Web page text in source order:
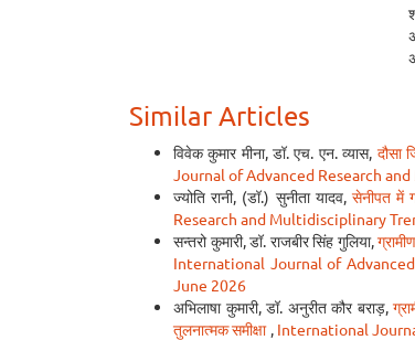
Similar Articles
विवेक कुमार मीना, डॉ. एच. एन. व्यास, दौसा
Journal of Advanced Research
ज्योति रानी, (डॉ.) सुनीता यादव,सेनीपत में
Research and Multidisciplinary
सन्तरो कुमारी, डॉ. राजबीर सिंह गुलिया,
International Journal of
June 2026
अभिलाषा कुमारी, डॉ. अनुरीत कौर बराड़,
तुलनात्मक समीक्षा , International